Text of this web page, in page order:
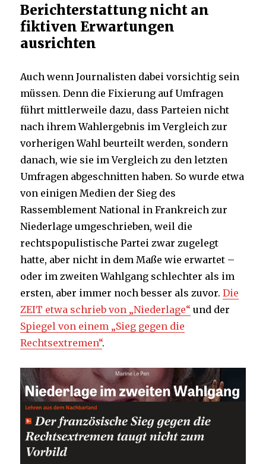
Berichterstattung nicht an
fiktiven Erwartungen
ausrichten
Auch wenn Journalisten dabei vorsichtig sein
müssen. Denn die Fixierung auf Umfragen
führt mittlerweile dazu, dass Parteien nicht
nach ihrem Wahlergebnis im Vergleich zur
vorherigen Wahl beurteilt werden, sondern
danach, wie sie im Vergleich zu den letzten
Umfragen abgeschnitten haben. So wurde etwa
von einigen Medien der Sieg des
Rassemblement National in Frankreich zur
Niederlage umgeschrieben, weil die
rechtspopulistische Partei zwar zugelegt
hatte, aber nicht in dem Maße wie erwartet –
oder im zweiten Wahlgang schlechter als im
ersten, aber immer noch besser als zuvor.Die
ZEIT etwa schrieb von „Niederlage“ und der
Spiegel von einem „Sieg gegen die
Rechtsextremen“.